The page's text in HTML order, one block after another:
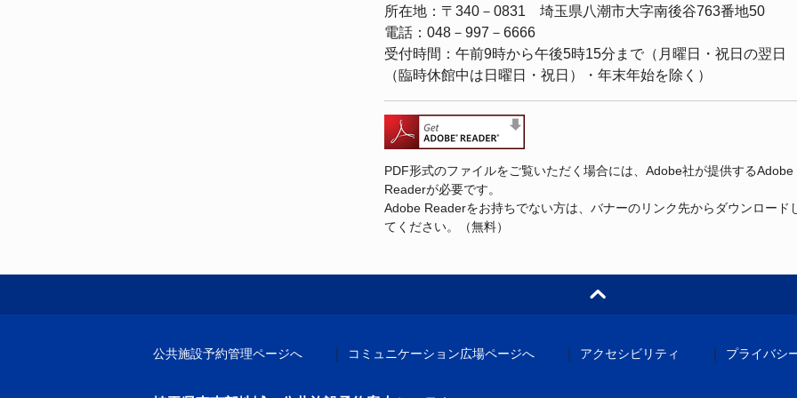
所在地：〒340－0831 埼玉県八潮市大字南後谷763番地50
電話：048－997－6666
受付時間：午前9時から午後5時15分まで（月曜日・祝日の翌日
（臨時休館中は日曜日・祝日）・年末年始を除く）
PDF形式のファイルをご覧いただく場合には、Adobe社が提供するAdobe
Readerが必要です。
Adobe Readerをお持ちでない方は、バナーのリンク先からダウンロード
てください。（無料）
公共施設予約管理ページへ コミュニケーション広場ページへ アクセシビリティ プライバシ